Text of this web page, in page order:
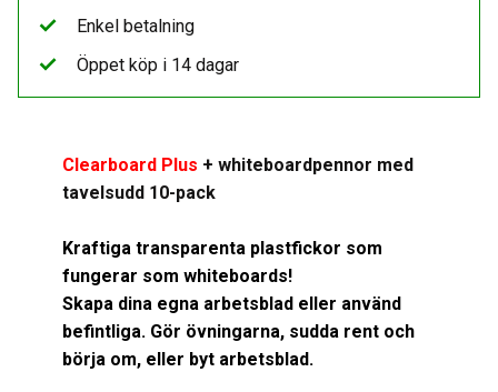
Clearboard Plus + whiteboardpennor med
tavelsudd 10-pack
Kraftiga transparenta plastfickor som
fungerar som whiteboards!
Skapa dina egna arbetsblad eller använd
befintliga. Gör övningarna, sudda rent och
börja om, eller byt arbetsblad.
Enkel betalning
Öppet köp i 14 dagar